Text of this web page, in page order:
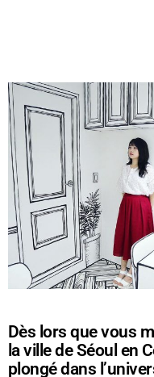
Dès lors que vous
la ville de Séoul en
plongé dans